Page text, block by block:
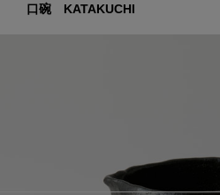
口碗 KATAKUCHI